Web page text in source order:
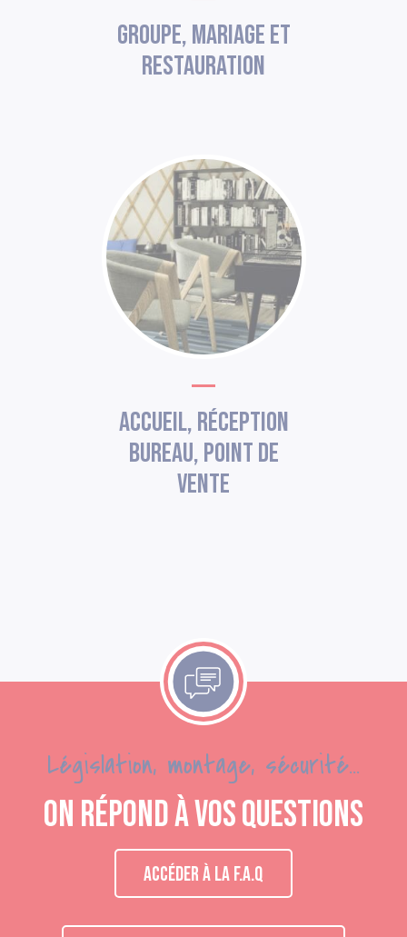
Groupe, mariage et
restauration
Accueil, réception
bureau, point de
vente
Législation, montage, sécurité...
On répond à vos questions
ACCÉDER À LA F.A.Q